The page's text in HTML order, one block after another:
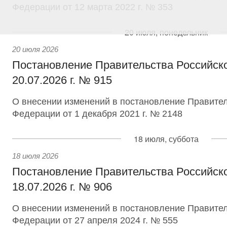
20 июля, понедельник
20 июля 2026
Постановление Правительства
20.07.2026 г. № 915
О внесении изменений в постановление
Федерации от 1 декабря 2021 г. № 2148
18 июля, суббота
18 июля 2026
Постановление Правительства
18.07.2026 г. № 906
О внесении изменений в постановление
Федерации от 27 апреля 2024 г. № 555